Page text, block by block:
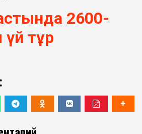
2600-
тұр